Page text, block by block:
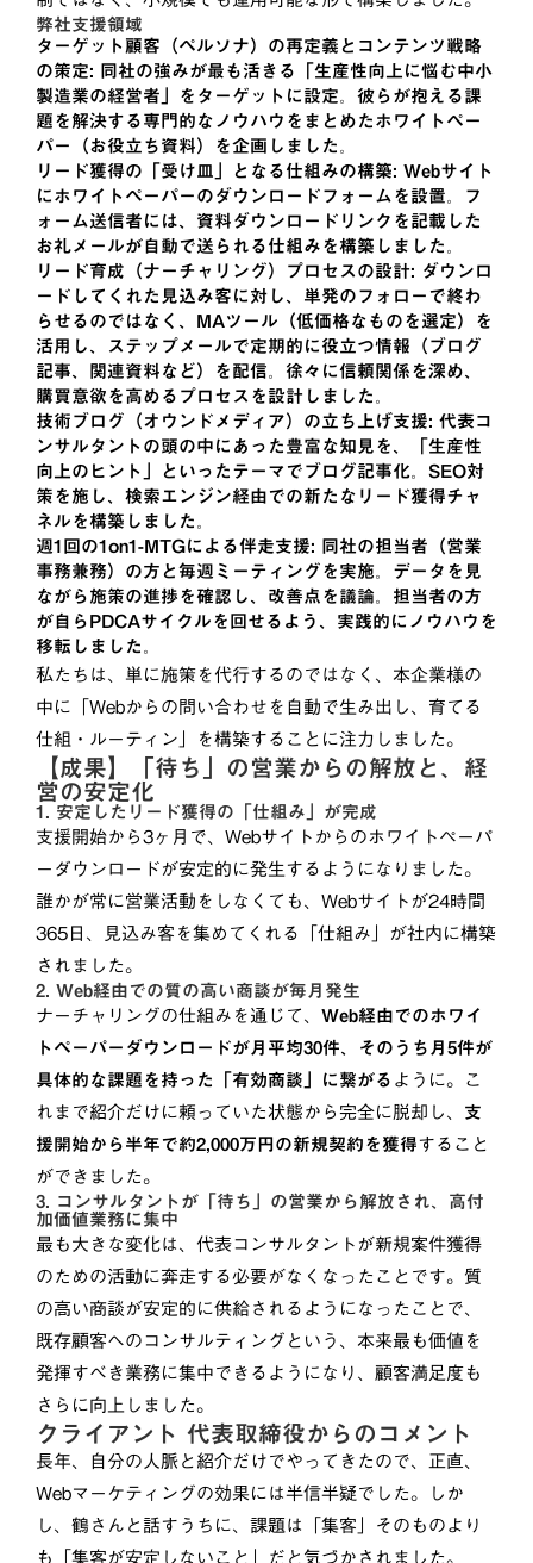
弊社支援領域
ターゲット顧客（ペルソナ）の再定義とコンテンツ戦略
の策定: 同社の強みが最も活きる「生産性向上に悩む中小
製造業の経営者」をターゲットに設定。彼らが抱える課
題を解決する専門的なノウハウをまとめたホワイトペー
パー（お役立ち資料） を企画しました。
リード獲得の「受け皿」となる仕組みの構築: Webサイト
にホワイトペーパーのダウンロードフォームを設置。フ
ォーム送信者には、資料ダウンロードリンクを記載した
お礼メールが自動で送られる仕組みを構築しました。
リード育成（ナーチャリング）プロセスの設計: ダウンロ
ードしてくれた見込み客に対し、単発のフォローで終わ
らせるのではなく、MAツール（低価格なものを選定）を
活用し、 ステップメールで定期的に役立つ情報（ブログ
記事、関連資料など）を配信。徐々に信頼関係を深め、
購買意欲を高めるプロセスを設計しました。
技術ブログ（オウンドメディア）の立ち上げ支援: 代表コ
ンサルタントの頭の中にあった豊富な知見を、「生産性
向上のヒント」といったテーマでブログ記事化。SEO対
策を施し、検索エンジン経由での新たなリード獲得チャ
ネルを構築しました。
週1回の1on1-MTGによる伴走支援: 同社の担当者（営業
事務兼務）の方と毎週ミーティングを実施。データを見
ながら施策の進捗を確認し、改善点を議論。担当者の方
が自らPDCAサイクルを回せるよう、実践的にノウハウを
移転しました。
私たちは、単に施策を代行するのではなく、本企業様の
中に「Webからの問い合わせを自動で生み出し、育てる
仕組・ルーティン」を構築することに注力しました。
【成果】「待ち」の営業からの解放と、経
営の安定化
1. 安定したリード獲得の「仕組み」が完成
支援開始から3ヶ月で、Webサイトからのホワイトペーパ
ーダウンロードが安定的に発生するようになりました。
誰かが常に営業活動をしなくても、Webサイトが24時間
365日、見込み客を集めてくれる「仕組み」が社内に構築
されました。
2. Web経由での質の高い商談が毎月発生
ナーチャリングの仕組みを通じて、 Web経由でのホワイ
トペーパーダウンロードが月平均30件、そのうち月5件が
具体的な課題を持った「有効商談」に繋がるように。こ
れまで紹介だけに頼っていた状態から完全に脱却し、 支
援開始から半年で約2,000万円の新規契約を獲得すること
ができました。
3. コンサルタントが「待ち」の営業から解放され、高付
加価値業務に集中
最も大きな変化は、代表コンサルタントが新規案件獲得
のための活動に奔走する必要がなくなったことです。質
の高い商談が安定的に供給されるようになったことで、
既存顧客へのコンサルティングという、本来最も価値を
発揮すべき業務に集中できるようになり、顧客満足度も
さらに向上しました。
クライアント 代表取締役からのコメント
長年、自分の人脈と紹介だけでやってきたので、正直、
Webマーケティングの効果には半信半疑でした。しか
し、鶴さんと話すうちに、課題は「集客」そのものより